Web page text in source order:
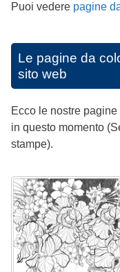
Puoi vedere pagine
Le pagine da
sito web
Ecco le nostre
in questo momento
stampe).